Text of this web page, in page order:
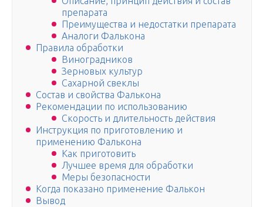
препарата
Преимущества и недостатки препарата
Аналоги Фалькона
Правила обработки
Виноградников
Зерновых культур
Сахарной свеклы
Состав и свойства Фалькона
Рекомендации по использованию
Скорость и длительность действия
Инструкция по приготовлению и
применению Фалькона
Как приготовить
Лучшее время для обработки
Меры безопасности
Когда показано применение Фалькон
Вывод